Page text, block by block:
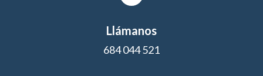
Llámanos
684 044 521